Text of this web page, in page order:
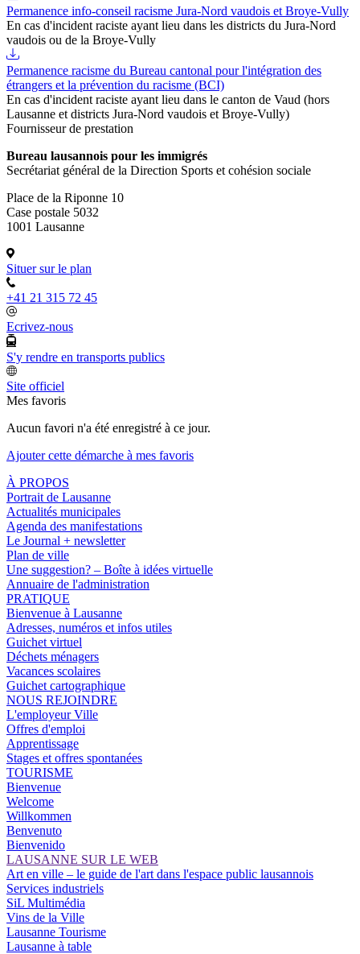
Permanence info-conseil racisme Jura-Nord vaudois et Broye-Vully
En cas d'incident raciste ayant lieu dans les districts du Jura-Nord
vaudois ou de la Broye-Vully
Permanence racisme du Bureau cantonal pour l'intégration des
étrangers et la prévention du racisme (BCI)
En cas d'incident raciste ayant lieu dans le canton de Vaud (hors
Lausanne et districts Jura-Nord vaudois et Broye-Vully)
Fournisseur de prestation
Bureau lausannois pour les immigrés
Secrétariat général de la Direction Sports et cohésion sociale
Place de la Riponne 10
Case postale 5032
1001 Lausanne
Situer sur le plan
+41 21 315 72 45
Ecrivez-nous
S'y rendre en transports publics
Site officiel
Mes favoris
Aucun favori n'a été enregistré à ce jour.
Ajouter cette démarche à mes favoris
À PROPOS
Portrait de Lausanne
Actualités municipales
Agenda des manifestations
Le Journal + newsletter
Plan de ville
Une suggestion? – Boîte à idées virtuelle
Annuaire de l'administration
PRATIQUE
Bienvenue à Lausanne
Adresses, numéros et infos utiles
Guichet virtuel
Déchets ménagers
Vacances scolaires
Guichet cartographique
NOUS REJOINDRE
L'employeur Ville
Offres d'emploi
Apprentissage
Stages et offres spontanées
TOURISME
Bienvenue
Welcome
Willkommen
Benvenuto
Bienvenido
LAUSANNE SUR LE WEB
Art en ville – le guide de l'art dans l'espace public lausannois
Services industriels
SiL Multimédia
Vins de la Ville
Lausanne Tourisme
Lausanne à table